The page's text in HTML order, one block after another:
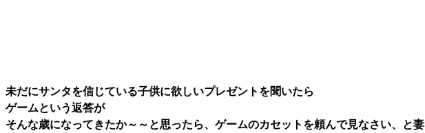
未だにサンタを信じている子供に欲しいプレゼントを聞いたら
ゲームという返答が
そんな歳になってきたか～～と思ったら、ゲームのカセットを頼んで見なさい、と妻